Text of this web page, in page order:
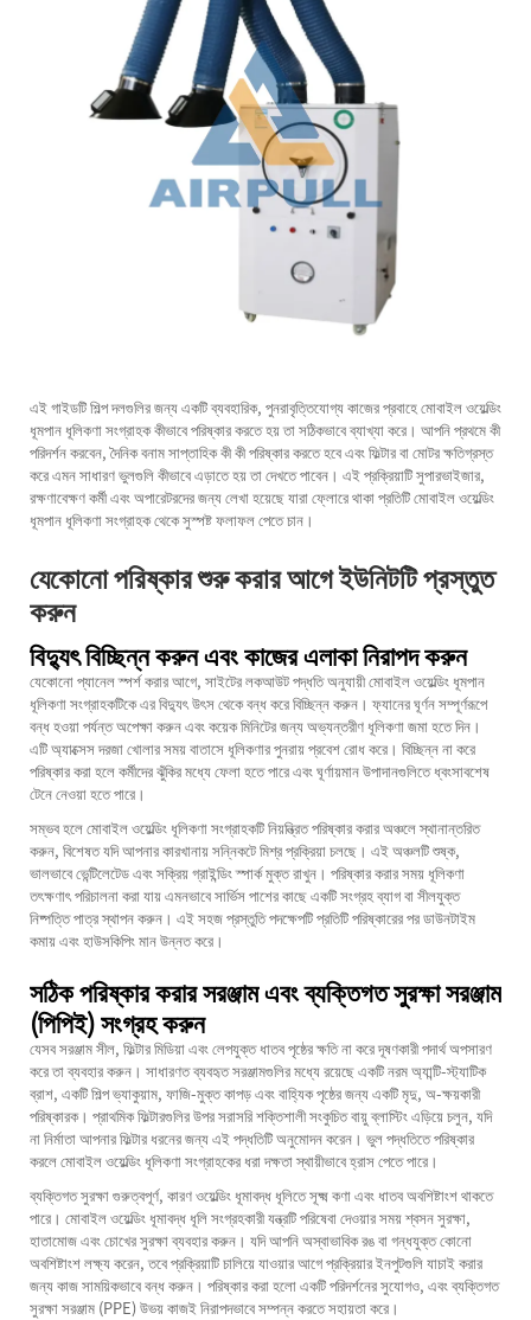
এই গাইডটি শিল্প দলগুলির জন্য একটি ব্যবহারিক, পুনরাবৃত্তিযোগ্য কাজের প্রবাহে মোবাইল ওয়েল্ডিং
ধূমপান ধূলিকণা সংগ্রাহক কীভাবে পরিষ্কার করতে হয় তা সঠিকভাবে ব্যাখ্যা করে। আপনি প্রথমে কী
পরিদর্শন করবেন, দৈনিক বনাম সাপ্তাহিক কী কী পরিষ্কার করতে হবে এবং ফিল্টার বা মোটর ক্ষতিগ্রস্ত
করে এমন সাধারণ ভুলগুলি কীভাবে এড়াতে হয় তা দেখতে পাবেন। এই প্রক্রিয়াটি সুপারভাইজার,
রক্ষণাবেক্ষণ কর্মী এবং অপারেটরদের জন্য লেখা হয়েছে যারা ফ্লোরে থাকা প্রতিটি মোবাইল ওয়েল্ডিং
ধূমপান ধূলিকণা সংগ্রাহক থেকে সুস্পষ্ট ফলাফল পেতে চান।
যেকোনো পরিষ্কার শুরু করার আগে ইউনিটটি প্রস্তুত
করুন
বিদ্যুৎ বিচ্ছিন্ন করুন এবং কাজের এলাকা নিরাপদ করুন
যেকোনো প্যানেল স্পর্শ করার আগে, সাইটের লকআউট পদ্ধতি অনুযায়ী মোবাইল ওয়েল্ডিং ধূমপান
ধূলিকণা সংগ্রাহকটিকে এর বিদ্যুৎ উৎস থেকে বন্ধ করে বিচ্ছিন্ন করুন। ফ্যানের ঘূর্ণন সম্পূর্ণরূপে
বন্ধ হওয়া পর্যন্ত অপেক্ষা করুন এবং কয়েক মিনিটের জন্য অভ্যন্তরীণ ধূলিকণা জমা হতে দিন।
এটি অ্যাক্সেস দরজা খোলার সময় বাতাসে ধূলিকণার পুনরায় প্রবেশ রোধ করে। বিচ্ছিন্ন না করে
পরিষ্কার করা হলে কর্মীদের ঝুঁকির মধ্যে ফেলা হতে পারে এবং ঘূর্ণায়মান উপাদানগুলিতে ধ্বংসাবশেষ
টেনে নেওয়া হতে পারে।
সম্ভব হলে মোবাইল ওয়েল্ডিং ধূলিকণা সংগ্রাহকটি নিয়ন্ত্রিত পরিষ্কার করার অঞ্চলে স্থানান্তরিত
করুন, বিশেষত যদি আপনার কারখানায় সন্নিকটে মিশ্র প্রক্রিয়া চলছে। এই অঞ্চলটি শুষ্ক,
ভালভাবে ভেন্টিলেটেড এবং সক্রিয় গ্রাইন্ডিং স্পার্ক মুক্ত রাখুন। পরিষ্কার করার সময় ধূলিকণা
তৎক্ষণাৎ পরিচালনা করা যায় এমনভাবে সার্ভিস পাশের কাছে একটি সংগ্রহ ব্যাগ বা সীলযুক্ত
নিষ্পত্তি পাত্র স্থাপন করুন। এই সহজ প্রস্তুতি পদক্ষেপটি প্রতিটি পরিষ্কারের পর ডাউনটাইম
কমায় এবং হাউসকিপিং মান উন্নত করে।
সঠিক পরিষ্কার করার সরঞ্জাম এবং ব্যক্তিগত সুরক্ষা সরঞ্জাম
(পিপিই) সংগ্রহ করুন
যেসব সরঞ্জাম সীল, ফিল্টার মিডিয়া এবং লেপযুক্ত ধাতব পৃষ্ঠের ক্ষতি না করে দূষণকারী পদার্থ অপসারণ
করে তা ব্যবহার করুন। সাধারণত ব্যবহৃত সরঞ্জামগুলির মধ্যে রয়েছে একটি নরম অ্যান্টি-স্ট্যাটিক
ব্রাশ, একটি শিল্প ভ্যাকুয়াম, ফাজি-মুক্ত কাপড় এবং বাহ্যিক পৃষ্ঠের জন্য একটি মৃদু, অ-ক্ষয়কারী
পরিষ্কারক। প্রাথমিক ফিল্টারগুলির উপর সরাসরি শক্তিশালী সংকুচিত বায়ু ব্লাস্টিং এড়িয়ে চলুন, যদি
না নির্মাতা আপনার ফিল্টার ধরনের জন্য এই পদ্ধতিটি অনুমোদন করেন। ভুল পদ্ধতিতে পরিষ্কার
করলে মোবাইল ওয়েল্ডিং ধূলিকণা সংগ্রাহকের ধরা দক্ষতা স্থায়ীভাবে হ্রাস পেতে পারে।
ব্যক্তিগত সুরক্ষা গুরুত্বপূর্ণ, কারণ ওয়েল্ডিং ধূমাবদ্ধ ধূলিতে সূক্ষ্ম কণা এবং ধাতব অবশিষ্টাংশ থাকতে
পারে। মোবাইল ওয়েল্ডিং ধূমাবদ্ধ ধূলি সংগ্রহকারী যন্ত্রটি পরিষেবা দেওয়ার সময় শ্বসন সুরক্ষা,
হাতামোজ এবং চোখের সুরক্ষা ব্যবহার করুন। যদি আপনি অস্বাভাবিক রঙ বা গন্ধযুক্ত কোনো
অবশিষ্টাংশ লক্ষ্য করেন, তবে প্রক্রিয়াটি চালিয়ে যাওয়ার আগে প্রক্রিয়ার ইনপুটগুলি যাচাই করার
জন্য কাজ সাময়িকভাবে বন্ধ করুন। পরিষ্কার করা হলো একটি পরিদর্শনের সুযোগও, এবং ব্যক্তিগত
সুরক্ষা সরঞ্জাম (PPE) উভয় কাজই নিরাপদভাবে সম্পন্ন করতে সহায়তা করে।